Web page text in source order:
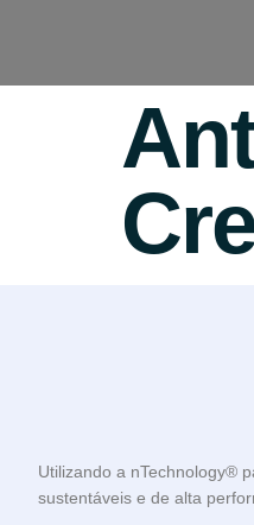
Utilizando a nTechnology®
sustentáveis e de alta